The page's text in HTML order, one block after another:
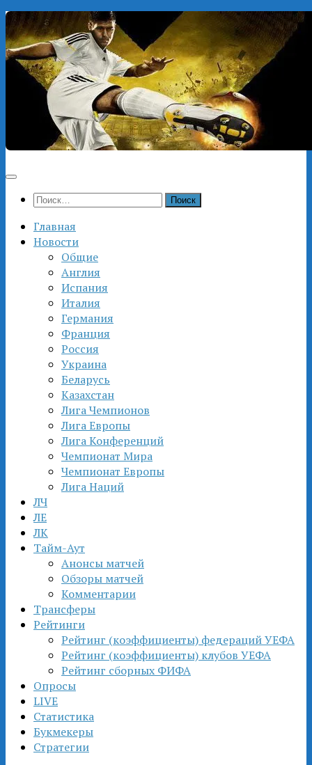
Перейти
к
содержимому
Найти:
Главная
Новости
Общие
Англия
Испания
Италия
Германия
Франция
Россия
Украина
Беларусь
Казахстан
Лига Чемпионов
Лига Европы
Лига Конференций
Чемпионат Мира
Чемпионат Европы
Лига Наций
ЛЧ
ЛЕ
ЛК
Тайм-Аут
Анонсы матчей
Обзоры матчей
Комментарии
Трансферы
Рейтинги
Рейтинг (коэффициенты) федераций УЕФА
Рейтинг (коэффициенты) клубов УЕФА
Рейтинг сборных ФИФА
Опросы
LIVE
Статистика
Букмекеры
Стратегии